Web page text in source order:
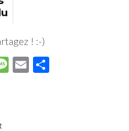
! :-)
Message
Email